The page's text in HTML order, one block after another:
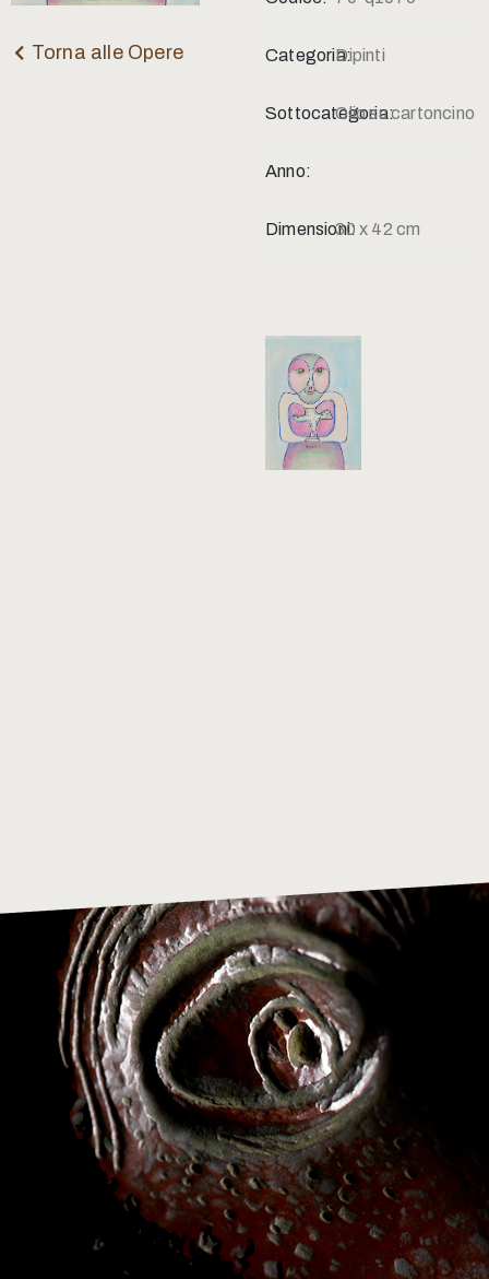
Torna alle Opere Categoria:Dipinti
Sottocategoria:Olio su cartoncino
Anno:
Dimensioni:30 x 42 cm